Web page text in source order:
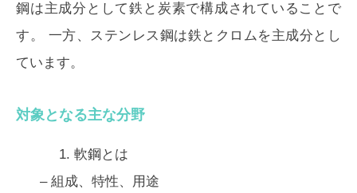
鋼は主成分として鉄と炭素で構成されている ことで
す。 一方、 ステンレス鋼は鉄とクロムを主成分とし
ています。
対象となる主な分野
1. 軟鋼とは
– 組成、特性、用途